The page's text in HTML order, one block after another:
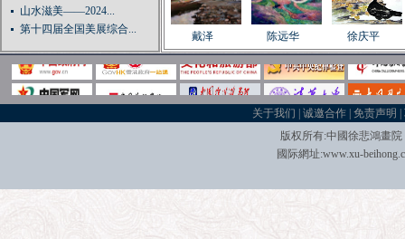
山水滋美——2024...
第十四届全国美展综合...
戴泽 陈远华 徐庆平
关于我们 |诚邀合作 |免责声明 |
版权所有:中國徐悲鴻畫
國际網址:www.xu-